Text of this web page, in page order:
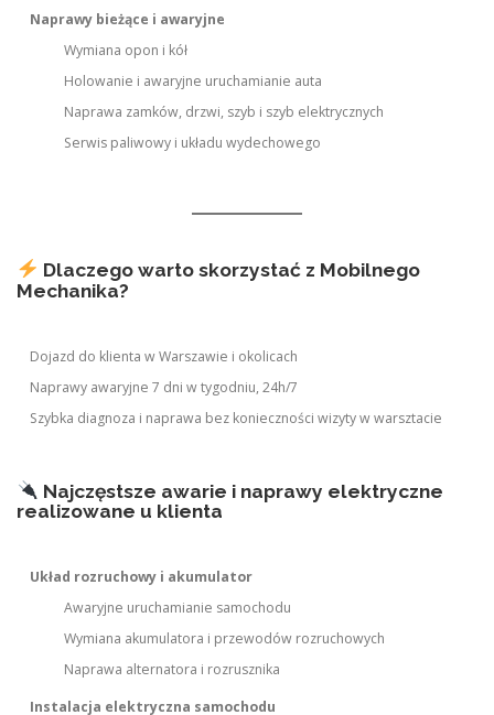
Naprawy bieżące i awaryjne
Wymiana opon i kół
Holowanie i awaryjne uruchamianie auta
Naprawa zamków, drzwi, szyb i szyb elektrycznych
Serwis paliwowy i układu wydechowego
Dlaczego warto skorzystać z Mobilnego
Mechanika?
Dojazd do klienta w Warszawie i okolicach
Naprawy awaryjne 7 dni w tygodniu, 24h/7
Szybka diagnoza i naprawa bez konieczności wizyty w warsztacie
Najczęstsze awarie i naprawy elektryczne
realizowane u klienta
Układ rozruchowy i akumulator
Awaryjne uruchamianie samochodu
Wymiana akumulatora i przewodów rozruchowych
Naprawa alternatora i rozrusznika
Instalacja elektryczna samochodu